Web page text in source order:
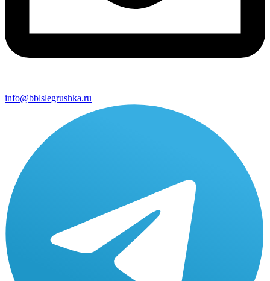
info@bblslegrushka.ru